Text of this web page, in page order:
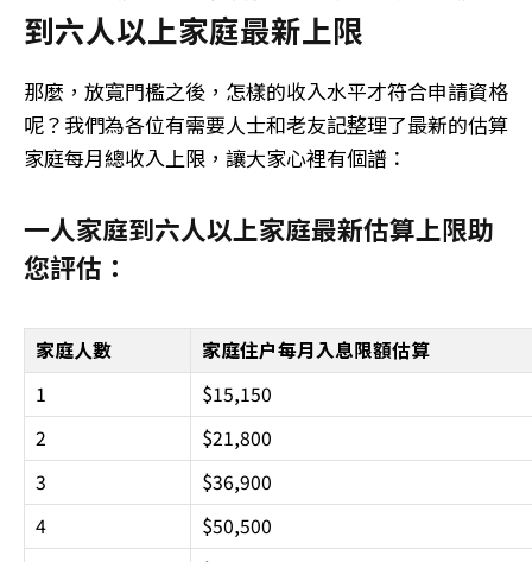
到六人以上家庭最新上限
那麼，放寬門檻之後，怎樣的收入水平才符合申請資格
呢？我們為各位有需要人士和老友記整理了最新的估算
家庭每月總收入上限，讓大家心裡有個譜：
一人家庭到六人以上家庭最新估算上限助
您評估：
家庭人數
家庭住户每月入息限額估算
1
$15,150
2
$21,800
3
$36,900
4
$50,500